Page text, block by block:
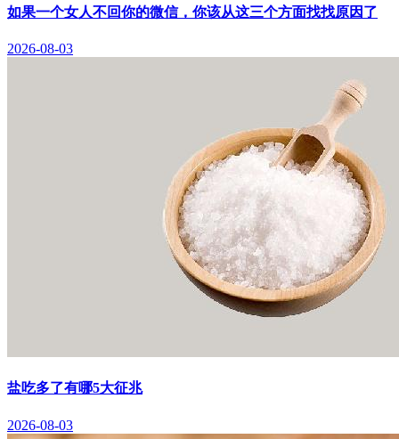
如果一个女人不回你的微信，你该从这三个方面找找原因了
2026-08-03
盐吃多了有哪5大征兆
2026-08-03